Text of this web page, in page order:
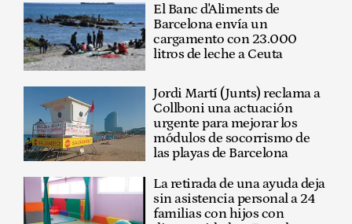
El Banc d'Aliments de
Barcelona envía un
cargamento con 23.000
litros de leche a Ceuta
Jordi Martí (Junts) reclama a
Collboni una actuación
urgente para mejorar los
módulos de socorrismo de
las playas de Barcelona
La retirada de una ayuda deja
sin asistencia personal a 24
familias con hijos con